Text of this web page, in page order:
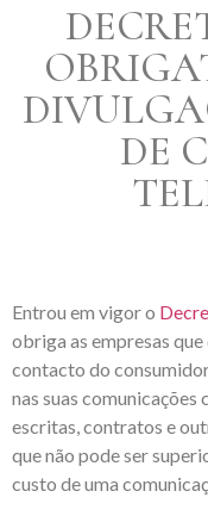
DE
Entrou em vigor o
obriga as empresas
contacto do
nas suas
escritas, contratos e
que não pode ser
custo de uma